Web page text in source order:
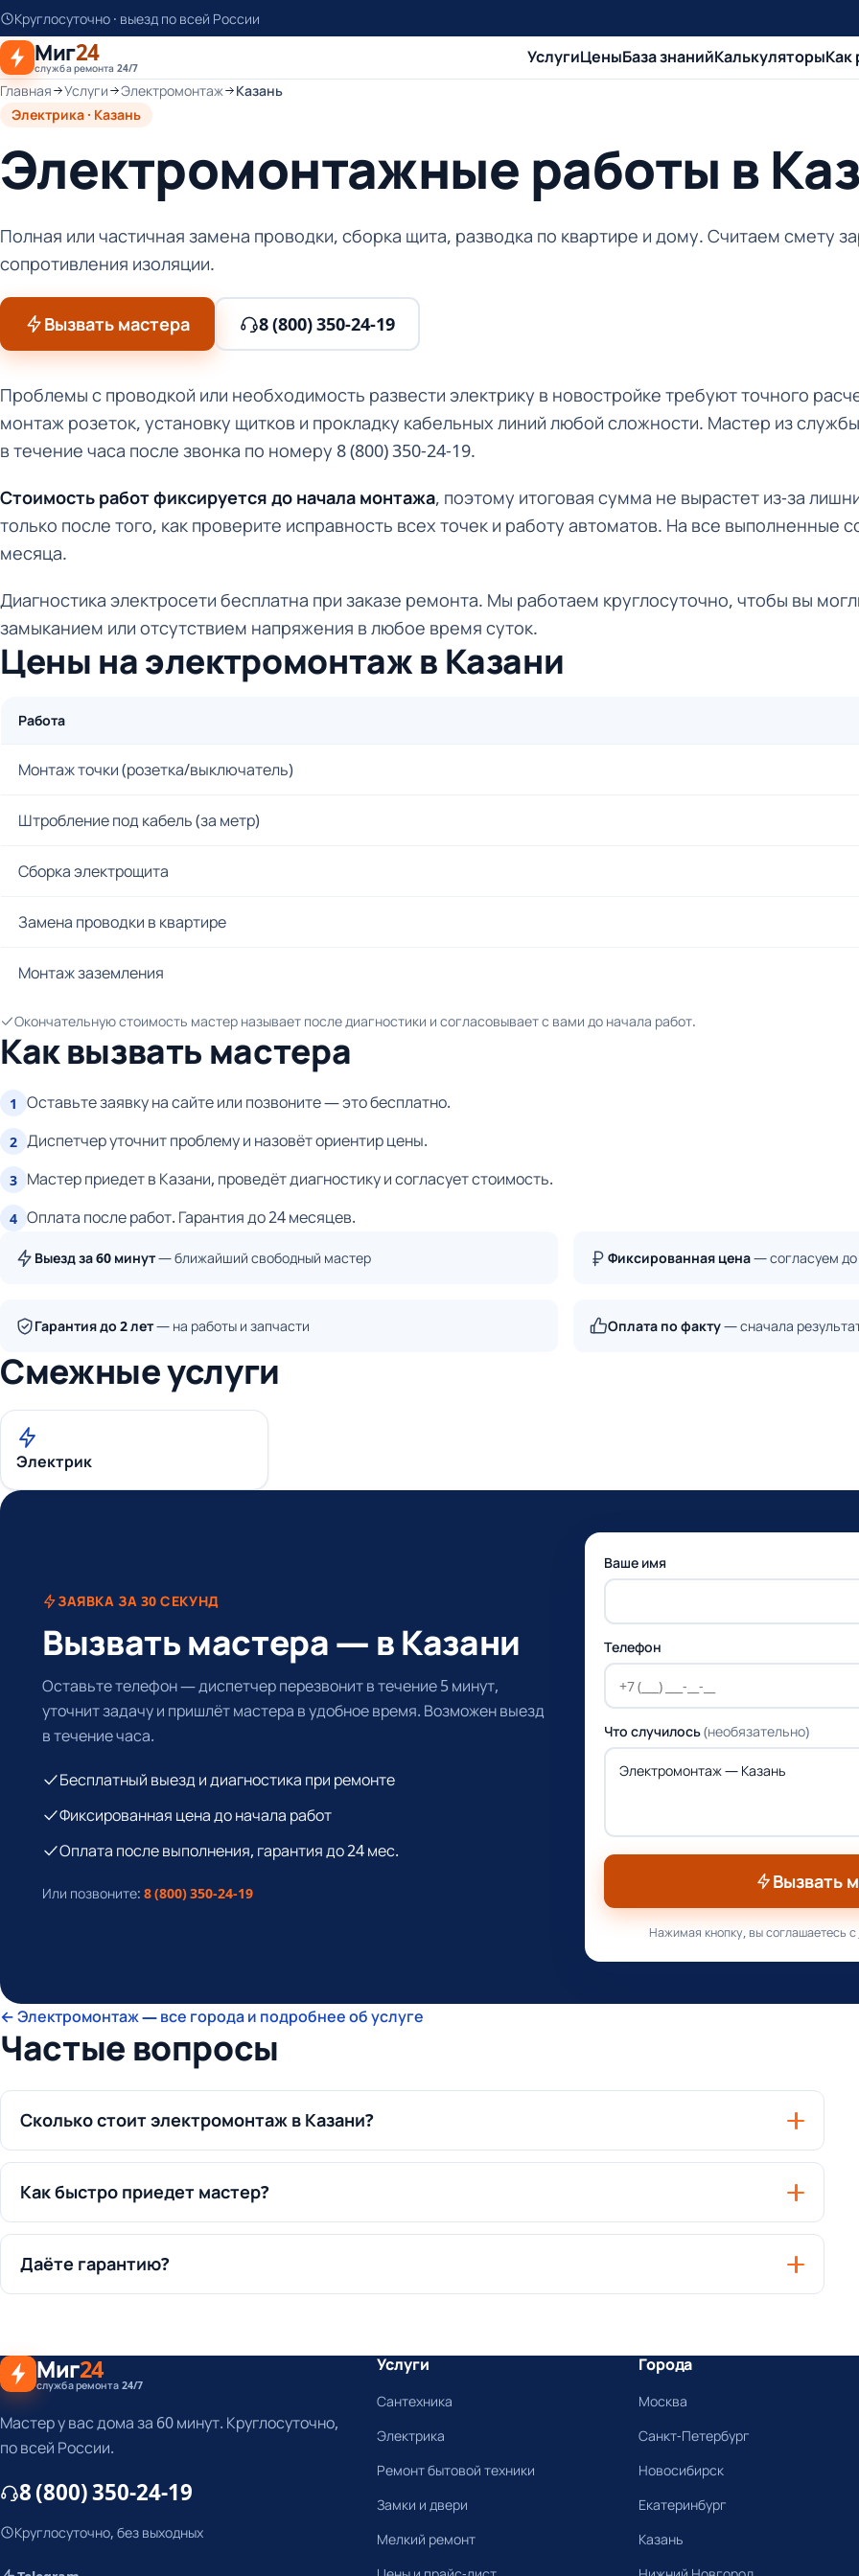
К
основному
контенту
Круглосуточно · выезд по всей России
Миг24
служба ремонта 24/7
УслугиЦеныБаза знанийКалькуляторыКак
Главная Услуги Электромонтаж
Казань
Электрика · Казань
Электромонтажные работы в
Полная или частичная замена проводки, сборка щита, разводка по квартире и дому. Считаем смету
сопротивления изоляции.
Вызвать мастера 8 (800) 350-24-19
Проблемы с проводкой или необходимость развести электрику в новостройке требуют точного
монтаж розеток, установку щитков и прокладку кабельных линий любой сложности. Мастер из
в течение часа после звонка по номеру 8 (800) 350-24-19.
Стоимость работ фиксируется до начала монтажа, поэтому итоговая сумма не вырастет из-за
только после того, как проверите исправность всех точек и работу автоматов. На все выполненные
месяца.
Диагностика электросети бесплатна при заказе ремонта. Мы работаем круглосуточно, чтобы вы
замыканием или отсутствием напряжения в любое время суток.
Цены на электромонтаж в Казани
Работа
Монтаж точки (розетка/выключатель)
Штробление под кабель (за метр)
Сборка электрощита
Замена проводки в квартире
Монтаж заземления
Окончательную стоимость мастер называет после диагностики и согласовывает с вами до начала работ.
Как вызвать мастера
1 Оставьте заявку на сайте или позвоните — это бесплатно.
2 Диспетчер уточнит проблему и назовёт ориентир цены.
3 Мастер приедет в Казани, проведёт диагностику и согласует стоимость.
4 Оплата после работ. Гарантия до 24 месяцев.
Выезд за 60 минут— ближайший свободный мастер Фиксированная цена— согласуем до
Гарантия до 2 лет— на работы и запчасти Оплата по факту— сначала
Смежные услуги
Электрик
ЗАЯВКА ЗА 30 СЕКУНД
Вызвать мастера — в Казани
Оставьте телефон — диспетчер перезвонит в течение 5 минут,
уточнит задачу и пришлёт мастера в удобное время. Возможен выезд
в течение часа.
Бесплатный выезд и диагностика при ремонте
Фиксированная цена до начала работ
Оплата после выполнения, гарантия до 24 мес.
Или позвоните: 8 (800) 350-24-19
Ваше имя
Телефон
Что случилось(необязательно)
Вызвать
Нажимая кнопку, вы соглашаетесь с
← Электромонтаж — все города и подробнее об услуге
Частые вопросы
Сколько стоит электромонтаж в Казани?
Как быстро приедет мастер?
Даёте гарантию?
Миг24
служба ремонта 24/7
Мастер у вас дома за 60 минут. Круглосуточно,
по всей России.
8 (800) 350-24-19
Круглосуточно, без выходных
Услуги
Сантехника
Электрика
Ремонт бытовой техники
Замки и двери
Мелкий ремонт
Города
Москва
Санкт-Петербург
Новосибирск
Екатеринбург
Казань